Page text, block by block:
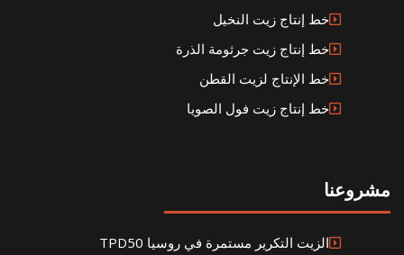
خط إنتاج زيت النخيل
خط إنتاج زيت جرثومة الذرة
خط الإنتاج لزيت القطن
خط إنتاج زيت فول الصويا
مشروعنا
الزيت التكرير مستمرة في روسيا TPD50